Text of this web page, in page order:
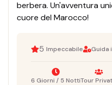
berbera. Un'avventura
cuore del Marocco!
5 Impeccabile Guida
6 Giorni / 5 NottiTour